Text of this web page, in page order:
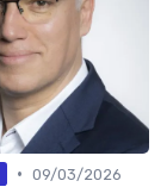
• 09/03/2026